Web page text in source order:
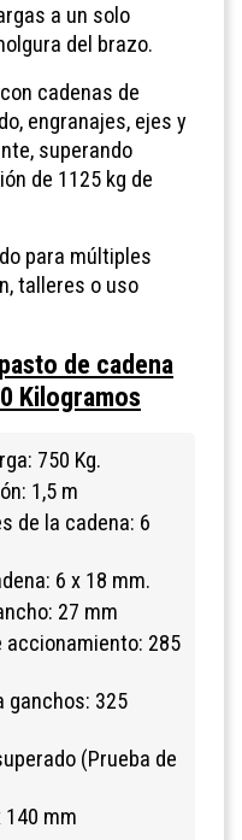
a un solo
del brazo.
cadenas de
engranajes, ejes y
superando
de 1125 kg de
para múltiples
talleres o uso
de cadena
Kilogramos
750 Kg.
1,5 m
de la cadena: 6
6 x 18 mm.
27 mm
accionamiento: 285
ganchos: 325
(Prueba de
140 mm